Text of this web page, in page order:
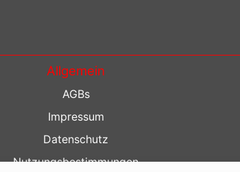
Allgemein
AGBs
Impressum
Datenschutz
Nutzungsbestimmungen